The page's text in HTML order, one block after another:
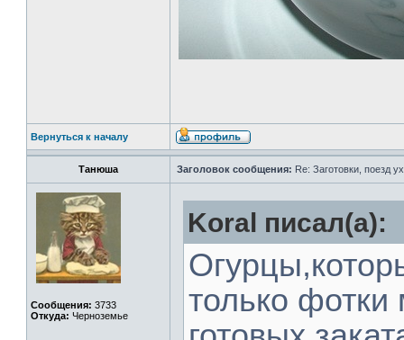
Вернуться к началу
Танюша Заголовок сообщения: Re: Заготовки, поезд
Сообщения: 3733
Откуда: Черноземье
Koral писал(а):
только фотки